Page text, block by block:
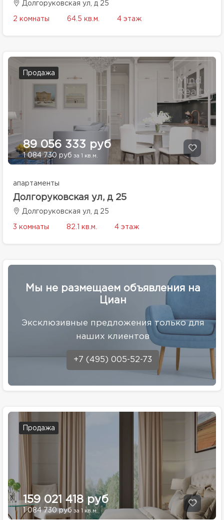
Долгоруковская ул, д 25
2 комнаты 64.5 кв.м. 4 этаж
Продажа
89 056 333 руб
1 084 730 руб за 1 кв.м.
апартаменты
Долгоруковская ул, д 25
Долгоруковская ул, д 25
3 комнаты 82.1 кв.м. 4 этаж
Мы не размещаем объявления на
Циан
Эксклюзивные предложения только для
наших клиентов
+7 (495) 005-52-73
Продажа
159 021 418 руб
1 084 730 руб за 1 кв.м.